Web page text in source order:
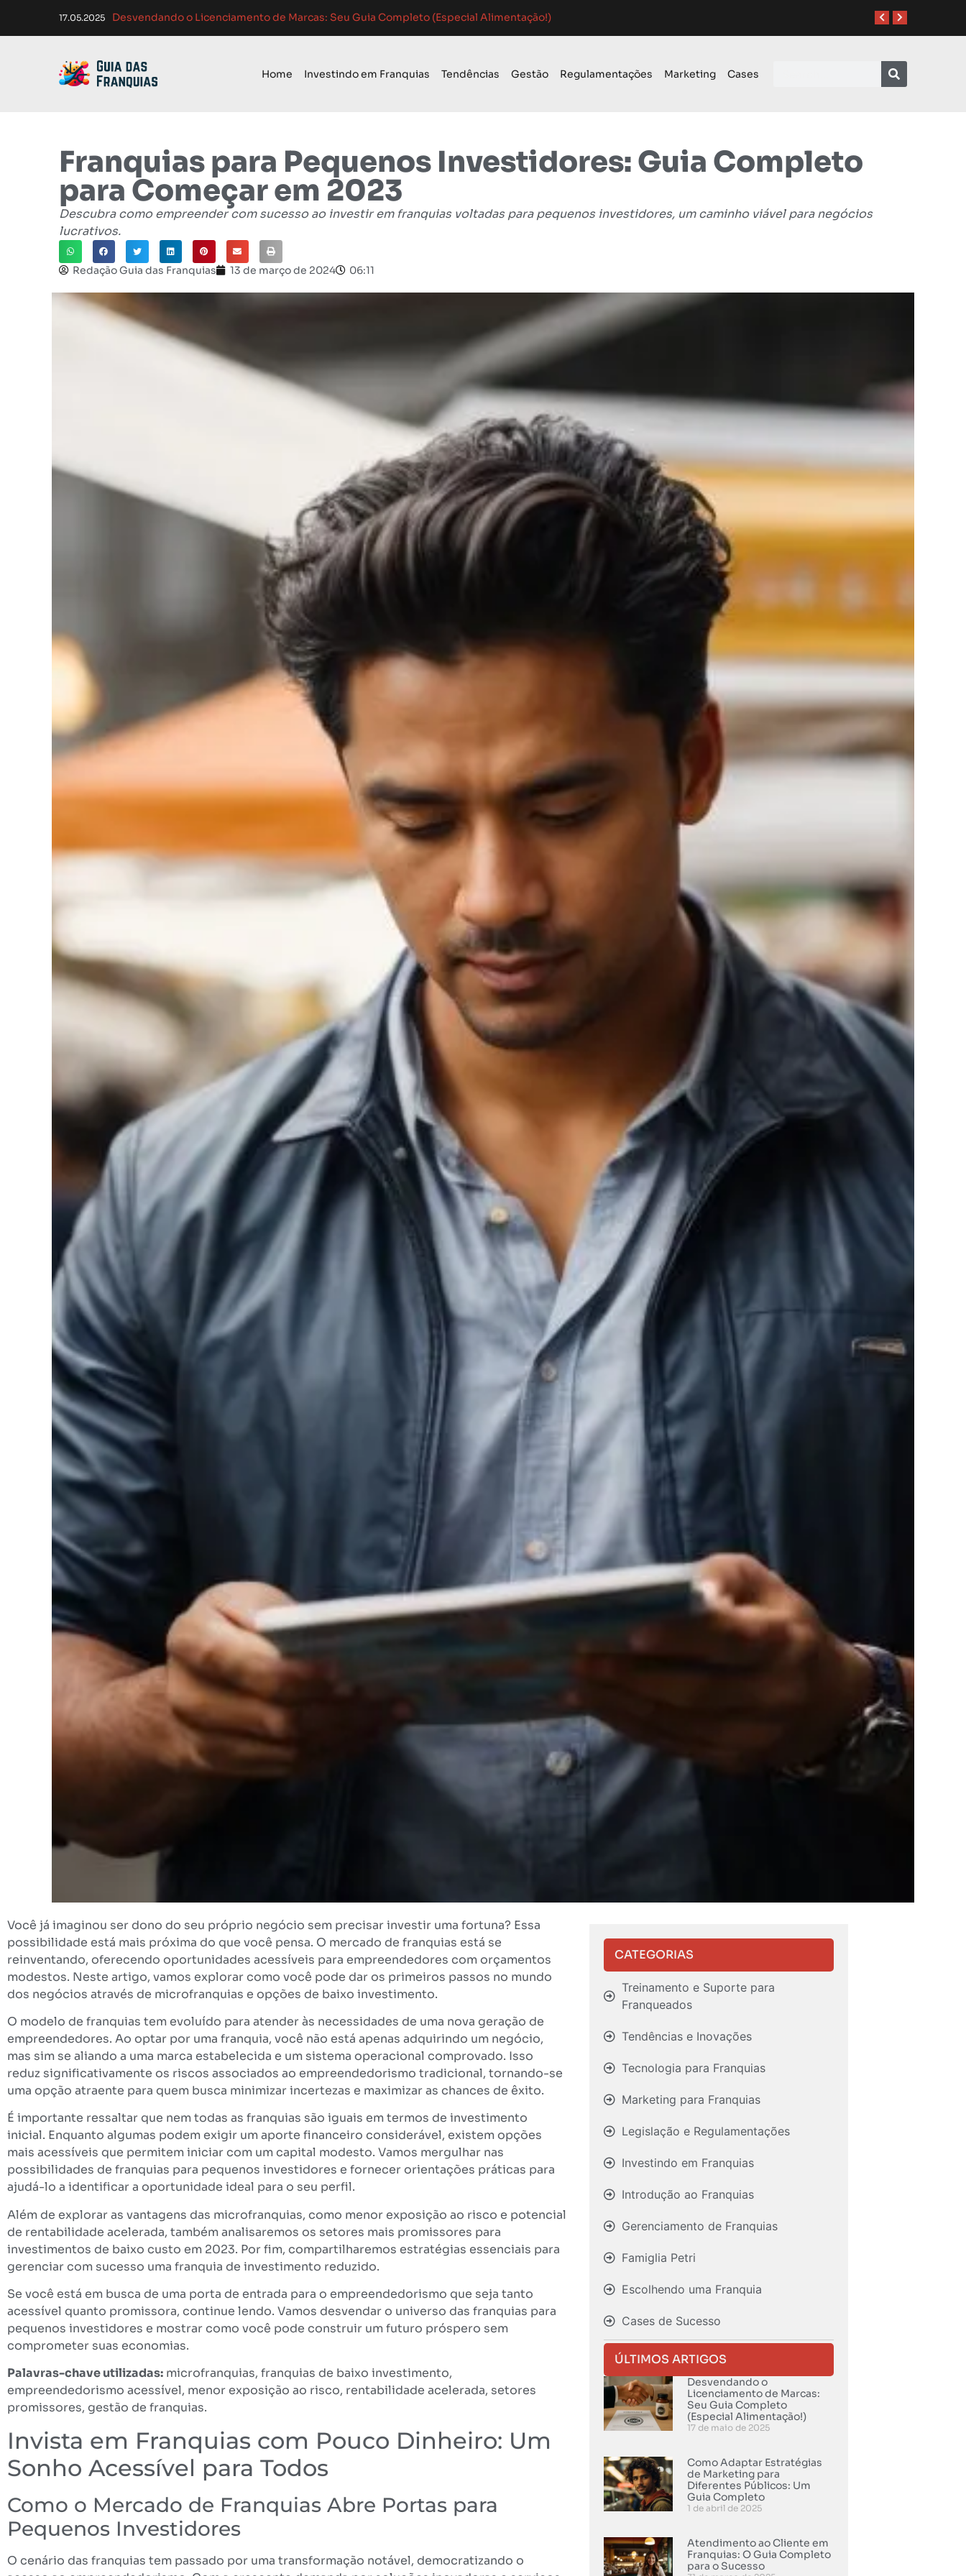
01.04.2025 Como Adaptar Estratég
Atendimento ao Cliente em Franquias: O Guia Completo para o Sucesso
Melhores Ferramentas de Gerenciamento para Franquias em 2024: Guia Completo
Como Franquias se Adaptam a Mudanças de Mercado: Guia Completo
Home Investindo em Franquias Tendências Gestão Regulamentações Marketing Cases
Franquias para Pequenos Investidores: Guia Completo
para Começar em 2023
Descubra como empreender com sucesso ao investir em franquias voltadas para pequenos investidores, um caminho viável para negócios
lucrativos.
Redação Guia das Franquias 13 de março de 2024 06:11
Você já imaginou ser dono do seu próprio negócio sem precisar investir uma fortuna? Essa
possibilidade está mais próxima do que você pensa. O mercado de franquias está se
reinventando, oferecendo oportunidades acessíveis para empreendedores com orçamentos
modestos. Neste artigo, vamos explorar como você pode dar os primeiros passos no mundo
dos negócios através de microfranquias e opções de baixo investimento.
O modelo de franquias tem evoluído para atender às necessidades de uma nova geração de
empreendedores. Ao optar por uma franquia, você não está apenas adquirindo um negócio,
mas sim se aliando a uma marca estabelecida e um sistema operacional comprovado. Isso
reduz significativamente os riscos associados ao empreendedorismo tradicional, tornando-se
uma opção atraente para quem busca minimizar incertezas e maximizar as chances de êxito.
É importante ressaltar que nem todas as franquias são iguais em termos de investimento
inicial. Enquanto algumas podem exigir um aporte financeiro considerável, existem opções
mais acessíveis que permitem iniciar com um capital modesto. Vamos mergulhar nas
possibilidades de franquias para pequenos investidores e fornecer orientações práticas para
ajudá-lo a identificar a oportunidade ideal para o seu perfil.
Além de explorar as vantagens das microfranquias, como menor exposição ao risco e potencial
de rentabilidade acelerada, também analisaremos os setores mais promissores para
investimentos de baixo custo em 2023. Por fim, compartilharemos estratégias essenciais para
gerenciar com sucesso uma franquia de investimento reduzido.
Se você está em busca de uma porta de entrada para o empreendedorismo que seja tanto
acessível quanto promissora, continue lendo. Vamos desvendar o universo das franquias para
pequenos investidores e mostrar como você pode construir um futuro próspero sem
comprometer suas economias.
Palavras-chave utilizadas: microfranquias, franquias de baixo investimento,
empreendedorismo acessível, menor exposição ao risco, rentabilidade acelerada, setores
promissores, gestão de franquias.
Invista em Franquias com Pouco Dinheiro: Um
Sonho Acessível para Todos
Como o Mercado de Franquias Abre Portas para
Pequenos Investidores
O cenário das franquias tem passado por uma transformação notável, democratizando o
CATEGORIAS
Treinamento e Suporte para
Franqueados
Tendências e Inovações
Tecnologia para Franquias
Marketing para Franquias
Legislação e Regulamentações
Investindo em Franquias
Introdução ao Franquias
Gerenciamento de Franquias
Famiglia Petri
Escolhendo uma Franquia
Cases de Sucesso
ÚLTIMOS ARTIGOS
Desvendando o
Licenciamento de Marcas:
Seu Guia Completo
(Especial Alimentação!)
17 de maio de 2025
Como Adaptar Estratégias
de Marketing para
Diferentes Públicos: Um
Guia Completo
1 de abril de 2025
Atendimento ao Cliente em
Franquias: O Guia Completo
para o Sucesso